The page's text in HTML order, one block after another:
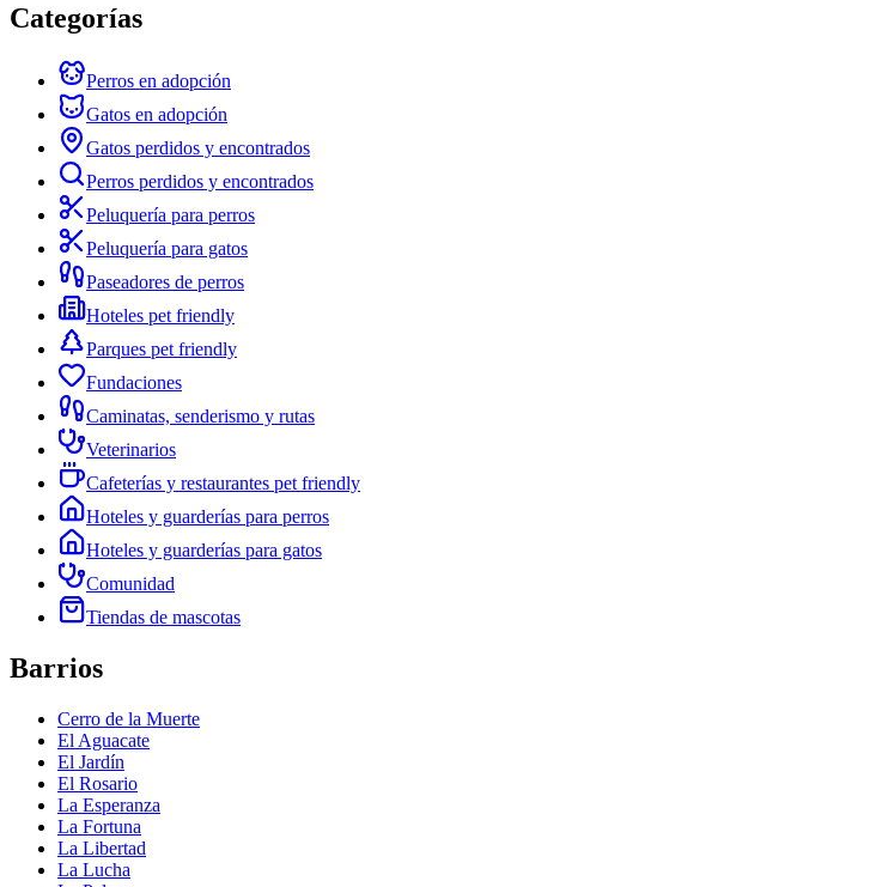
Categorías
Perros en adopción
Gatos en adopción
Gatos perdidos y encontrados
Perros perdidos y encontrados
Peluquería para perros
Peluquería para gatos
Paseadores de perros
Hoteles pet friendly
Parques pet friendly
Fundaciones
Caminatas, senderismo y rutas
Veterinarios
Cafeterías y restaurantes pet friendly
Hoteles y guarderías para perros
Hoteles y guarderías para gatos
Comunidad
Tiendas de mascotas
Barrios
Cerro de la Muerte
El Aguacate
El Jardín
El Rosario
La Esperanza
La Fortuna
La Libertad
La Lucha